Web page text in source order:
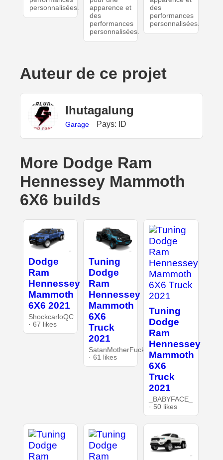
personnalisées.
apparence et
des
performances
personnalisées.
des
performances
personnalisées.
Auteur de ce projet
lhutagalung
Garage Pays: ID
More Dodge Ram
Hennessey Mammoth
6X6 builds
Dodge
Ram
Hennessey
Mammoth
6X6 2021
ShockcarloQC
· 67 likes
Tuning
Dodge
Ram
Hennessey
Mammoth
6X6
Truck
2021
SatanMotherFucker
· 61 likes
Tuning
Dodge
Ram
Hennessey
Mammoth
6X6
Truck
2021
_BABYFACE_
· 50 likes